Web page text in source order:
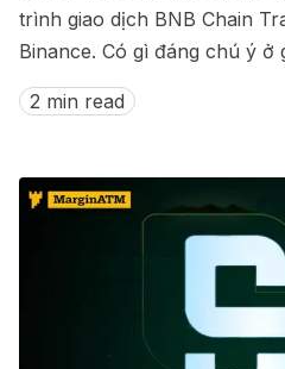
trình giao dịch BNB Chain
Binance. Có gì đáng chú ý ở
này?
2 min read